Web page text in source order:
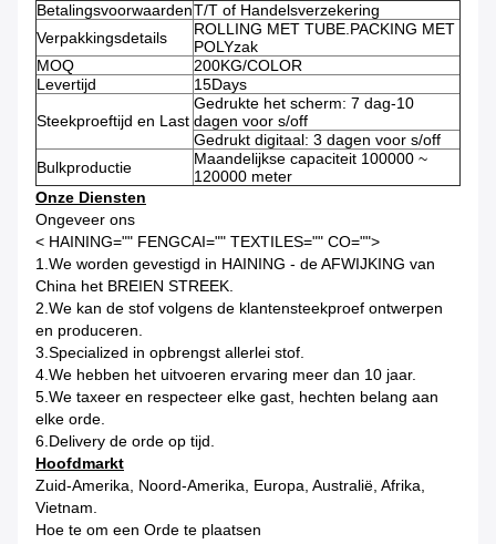
BetalingsvoorwaardenT/T of Handelsverzekering
Verpakkingsdetails
ROLLING MET TUBE.PACKING MET
POLYzak
MOQ
200KG/COLOR
Levertijd
15Days
Steekproeftijd en Last
Gedrukte het scherm: 7 dag-10
dagen voor s/off
Gedrukt digitaal: 3 dagen voor s/off
Bulkproductie
Maandelijkse capaciteit 100000 ~
120000 meter
Onze Diensten
Ongeveer ons
< HAINING="" FENGCAI="" TEXTILES="" CO="">
1.We worden gevestigd in HAINING - de AFWIJKING van
China het BREIEN STREEK.
2.We kan de stof volgens de klantensteekproef ontwerpen
en produceren.
3.Specialized in opbrengst allerlei stof.
4.We hebben het uitvoeren ervaring meer dan 10 jaar.
5.We taxeer en respecteer elke gast, hechten belang aan
elke orde.
6.Delivery de orde op tijd.
Hoofdmarkt
Zuid-Amerika, Noord-Amerika, Europa, Australië, Afrika,
Vietnam.
Hoe te om een Orde te plaatsen